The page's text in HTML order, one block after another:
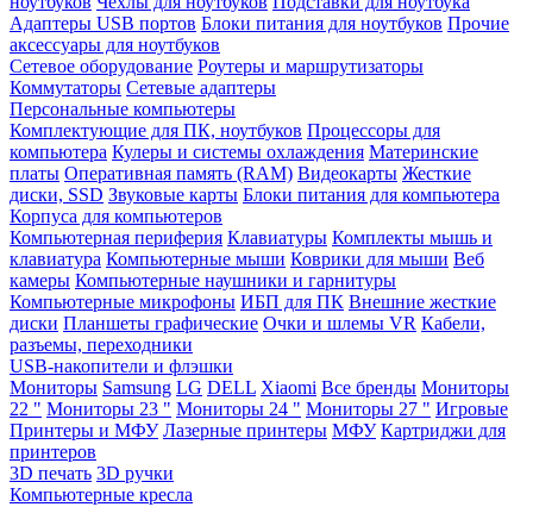
Адаптеры USB портов Блоки питания для ноутбуков Прочие
аксессуары для ноутбуков
Сетевое оборудование Роутеры и маршрутизаторы
Коммутаторы Сетевые адаптеры
Персональные компьютеры
Комплектующие для ПК, ноутбуков Процессоры для
компьютера Кулеры и системы охлаждения Материнские
платы Оперативная память (RAM) Видеокарты Жесткие
диски, SSD Звуковые карты Блоки питания для компьютера
Корпуса для компьютеров
Компьютерная периферия Клавиатуры Комплекты мышь и
клавиатура Компьютерные мыши Коврики для мыши Веб
камеры Компьютерные наушники и гарнитуры
Компьютерные микрофоны ИБП для ПК Внешние жесткие
диски Планшеты графические Очки и шлемы VR Кабели,
разъемы, переходники
USB-накопители и флэшки
Мониторы Samsung LG DELL Xiaomi Все бренды Мониторы
22 " Мониторы 23 " Мониторы 24 " Мониторы 27 " Игровые
Принтеры и МФУ Лазерные принтеры МФУ Картриджи для
принтеров
3D печать 3D ручки
Компьютерные кресла